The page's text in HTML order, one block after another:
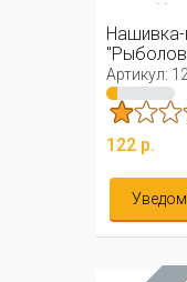
Нашивка-
(олива)
Артикул:
122 р.